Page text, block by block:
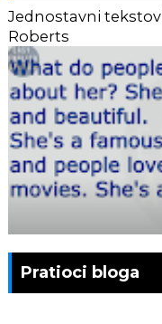
Jednostavni
Roberts
Pratioci bloga